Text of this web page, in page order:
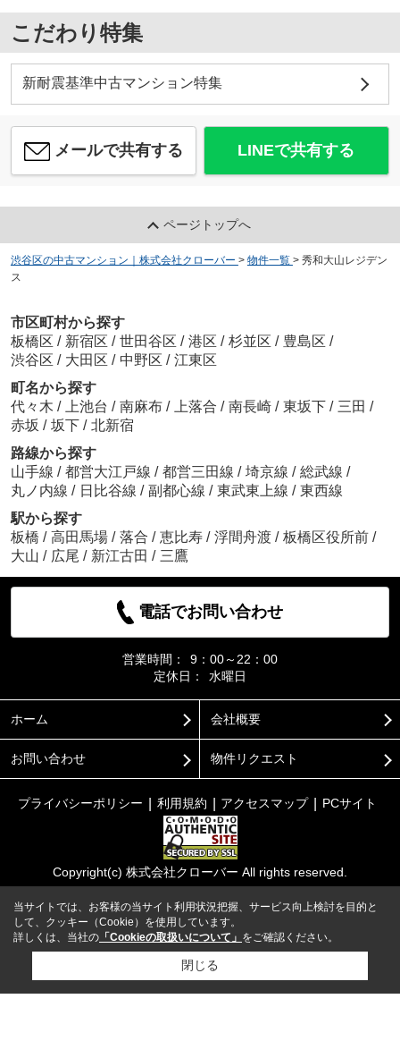
こだわり特集
新耐震基準中古マンション特集
メールで共有する LINEで共有する
ページトップへ
渋谷区の中古マンション｜株式会社クローバー > 物件一覧 > 秀和大山レジデン
ス
市区町村から探す
板橋区 / 新宿区 / 世田谷区 / 港区 / 杉並区 / 豊島区 /
渋谷区 / 大田区 / 中野区 / 江東区
町名から探す
代々木 / 上池台 / 南麻布 / 上落合 / 南長崎 / 東坂下 / 三田 /
赤坂 / 坂下 / 北新宿
路線から探す
山手線 / 都営大江戸線 / 都営三田線 / 埼京線 / 総武線 /
丸ノ内線 / 日比谷線 / 副都心線 / 東武東上線 / 東西線
駅から探す
板橋 / 高田馬場 / 落合 / 恵比寿 / 浮間舟渡 / 板橋区役所前 /
大山 / 広尾 / 新江古田 / 三鷹
電話でお問い合わせ
営業時間：
9：00～22：00
定休日：
水曜日
ホーム 会社概要
お問い合わせ 物件リクエスト
プライバシーポリシー 利用規約 アクセスマップ PCサイト
Copyright(c) 株式会社クローバー All rights reserved.
当サイトでは、お客様の当サイト利用状況把握、サービス向上検討を目的と
して、クッキー（Cookie）を使用しています。
詳しくは、当社の 「Cookieの取扱いについて」 をご確認ください。
閉じる